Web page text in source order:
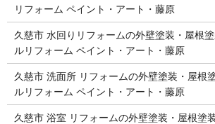
リフォーム ペイント・アート・藤原
久慈市 水回りリフォームの外壁塗装・屋根
ルリフォーム ペイント・アート・藤原
久慈市 洗面所 リフォームの外壁塗装・屋根
ルリフォーム ペイント・アート・藤原
久慈市 浴室 リフォームの外壁塗装・屋根塗